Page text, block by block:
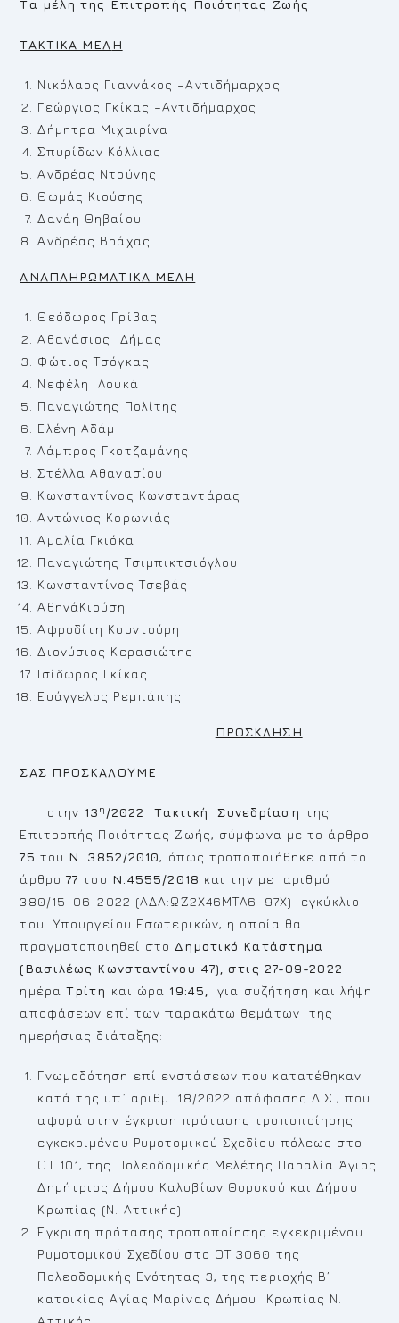
Τα μέλη της Επιτροπής Ποιότητας Ζωής
TAKTIKA MEΛ H
Νικόλαος Γιαννάκος –Αντιδήμαρχος
Γεώργιος Γκίκας –Αντιδήμαρχος
Δήμητρα Μιχαιρίνα
Σπυρίδων Κόλλιας
Ανδρέας Ντούνης
Θωμάς Κιούσης
Δανάη Θηβαίου
Ανδρέας Βράχας
ΑΝΑΠΛΗΡΩΜΑΤΙΚΑ ΜΕΛΗ
Θεόδωρος Γρίβας
Αθανάσιος Δήμας
Φώτιος Τσόγκας
Νεφέλη Λουκά
Παναγιώτης Πολίτης
Ελένη Αδάμ
Λάμπρος Γκοτζαμάνης
Στέλλα Αθανασίου
Κωνσταντίνος Κωνσταντάρας
Αντώνιος Κορωνιάς
Αμαλία Γκιόκα
Παναγιώτης Τσιμπικτσιόγλου
Κωνσταντίνος Τσεβάς
ΑθηνάΚιούση
Αφροδίτη Κουντούρη
Διονύσιος Κερασιώτης
Ισίδωρος Γκίκας
Ευάγγελος Ρεμπάπης
ΠΡΟΣΚΛΗΣΗ
ΣΑΣ ΠΡΟΣΚΑΛΟΥΜΕ
στην 13 η /2022 Τακτική Συνεδρίαση της
Επιτροπής Ποιότητας Ζωής, σύμφωνα με το άρθρο
75 του Ν. 3852/2010, όπως τροποποιήθηκε από το
άρθρο77 του Ν.4555/2018 και την με αριθμό
380/15-06-2022 (ΑΔΑ:ΩΖ2Χ46ΜΤΛ6-97Χ) εγκύκλιο
του Υπουργείου Εσωτερικών, η οποία θα
πραγματοποιηθεί στο Δημοτικό Κατάστημα
(Βασιλέως Κωνσταντίνου 47), στις 27-09-2022
ημέρα Τρίτη και ώρα 19:45,
για συζήτηση και λήψη
αποφάσεων επί των παρακάτω θεμάτων της
ημερήσιας διάταξης:
Γνωμοδότηση επί ενστάσεων που κατατέθηκαν
κατά της υπ’ αριθμ. 18/2022 απόφασης Δ.Σ., που
αφορά στην έγκριση πρότασης τροποποίησης
εγκεκριμένου Ρυμοτομικού Σχεδίου πόλεως στο
ΟΤ 101, της Πολεοδομικής Μελέτης Παραλία Άγιος
Δημήτριος Δήμου Καλυβίων Θορυκού και Δήμου
Κρωπίας (Ν. Αττικής).
Έγκριση πρότασης τροποποίησης εγκεκριμένου
Ρυμοτομικού Σχεδίου στο ΟΤ 3060 της
Πολεοδομικής Ενότητας 3, της περιοχής Β’
κατοικίας Αγίας Μαρίνας Δήμου Κρωπίας Ν.